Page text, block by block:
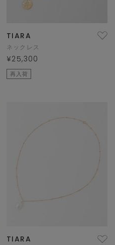
TIARA
ネックレス
¥25,300
再入荷
TIARA